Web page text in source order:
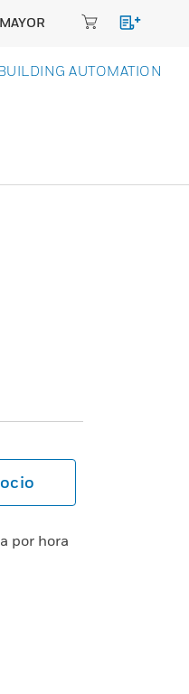
AUTOMATION
por hora